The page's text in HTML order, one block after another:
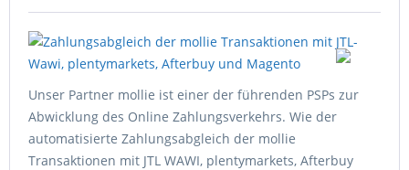
Unser Partner mollie ist einer der führenden PSPs zur
Abwicklung des Online Zahlungsverkehrs. Wie der
automatisierte Zahlungsabgleich der mollie
Transaktionen mit JTL WAWI, plentymarkets, Afterbuy